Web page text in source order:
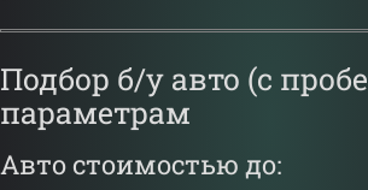
Подбор б/у авто (с
параметрам
Авто стоимостью до: